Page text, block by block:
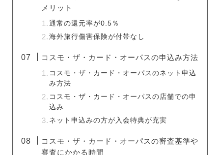
メリット
通常の還元率が0.5％
海外旅行傷害保険が付帯なし
コスモ・ザ・カード・オーパスの申込み方法
コスモ・ザ・カード・オーパスのネット申込
み方法
コスモ・ザ・カード・オーパスの店舗での申
込み
ネット申込みの方が入会特典が充実
コスモ・ザ・カード・オーパスの審査基準や
審査にかかる時間